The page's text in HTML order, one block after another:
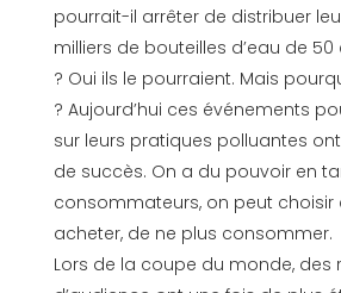
pourrait-il arrêter de distribuer
milliers de bouteilles d’eau de
? Oui ils le pourraient. Mais
? Aujourd’hui ces événements
sur leurs pratiques polluantes
de succès. On a du pouvoir en
consommateurs, on peut choisir
acheter, de ne plus consommer.
Lors de la coupe du monde, des